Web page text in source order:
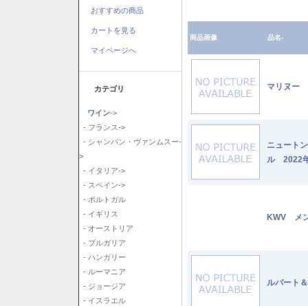
おすすめの商品
カートを見る
マイページへ
カテゴリ
ワイン->
- フランス->
- シャンパン・ヴァンムスー-
>
- イタリア->
- スペイン->
- ポルトガル
- イギリス
- オーストリア
- ブルガリア
- ハンガリー
- ルーマニア
- ジョージア
- イスラエル
商品画像 品名-
マリヌー
ニュート
ル 2022
KWV メ
ルバート